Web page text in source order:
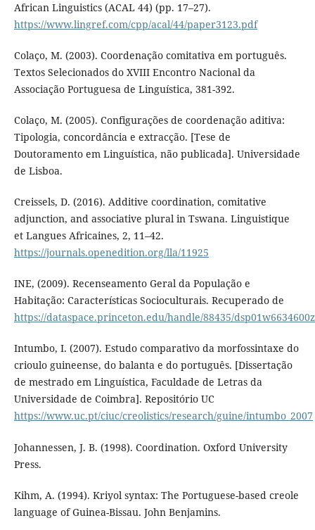
African Linguistics (ACAL 44) (pp. 17–27).
https://www.lingref.com/cpp/acal/44/paper3123.pdf
Colaço, M. (2003). Coordenação comitativa em português.
Textos Selecionados do XVIII Encontro Nacional da
Associação Portuguesa de Linguística, 381-392.
Colaço, M. (2005). Configurações de coordenação aditiva:
Tipologia, concordância e extracção. [Tese de
Doutoramento em Linguística, não publicada]. Universidade
de Lisboa.
Creissels, D. (2016). Additive coordination, comitative
adjunction, and associative plural in Tswana. Linguistique
et Langues Africaines, 2, 11–42.
https://journals.openedition.org/lla/11925
INE, (2009). Recenseamento Geral da População e
Habitação: Características Socioculturais. Recuperado de
https://dataspace.princeton.edu/handle/88435/dsp01w6634600z
Intumbo, I. (2007). Estudo comparativo da morfossintaxe do
crioulo guineense, do balanta e do português. [Dissertação
de mestrado em Linguística, Faculdade de Letras da
Universidade de Coimbra]. Repositório UC
https://www.uc.pt/ciuc/creolistics/research/guine/intumbo_2007
Johannessen, J. B. (1998). Coordination. Oxford University
Press.
Kihm, A. (1994). Kriyol syntax: The Portuguese-based creole
language of Guinea-Bissau. John Benjamins.